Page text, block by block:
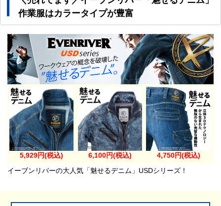
作業服はカラータイプが豊富
5,929円(税込) 6,100円(税込)
4,750円(税込)
イーブンリバーの大人気「魅せるデニム」USDシリーズ！